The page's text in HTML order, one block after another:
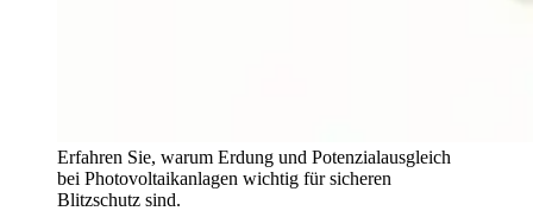
Erfahren Sie, warum Erdung und Potenzialausgleich
bei Photovoltaikanlagen wichtig für sicheren
Blitzschutz sind.